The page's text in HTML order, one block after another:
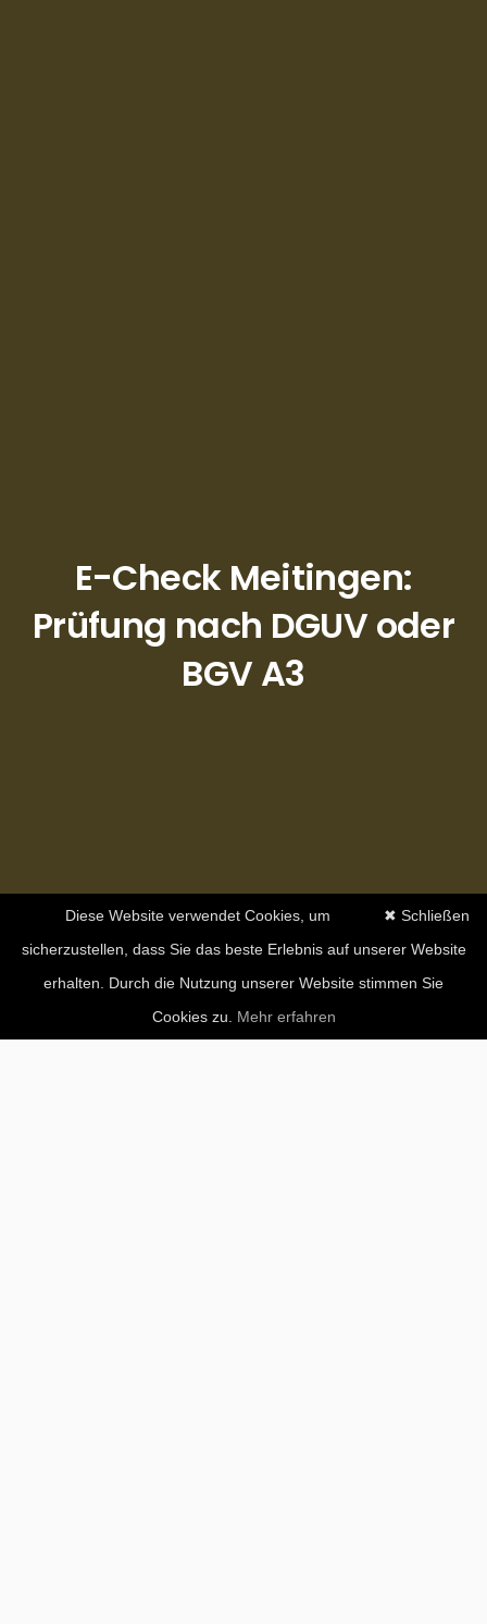
E-Check Meitingen:
Prüfung nach DGUV oder
BGV A3
✖ Schließen
Diese Website verwendet Cookies, um
sicherzustellen, dass Sie das beste Erlebnis auf unserer Website
erhalten. Durch die Nutzung unserer Website stimmen Sie
Cookies zu. Mehr erfahren